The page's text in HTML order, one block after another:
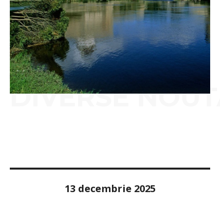
DIVERSE
13 decembrie 2025